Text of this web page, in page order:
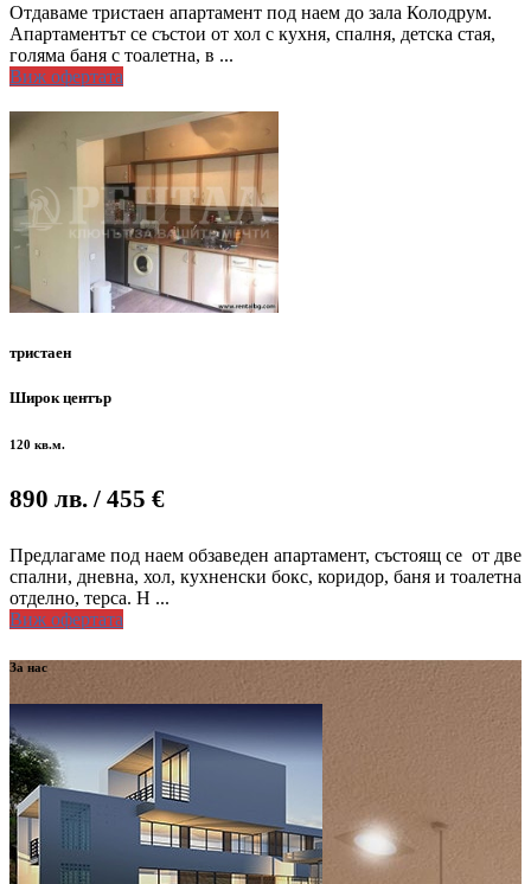
Отдаваме тристаен апартамент под наем до зала Колодрум.
Апартаментът се състои от хол с кухня, спалня, детска стая,
голяма баня с тоалетна, в ...
Виж офертата
тристаен
Широк център
120 кв.м.
890 лв. / 455 €
Предлагаме под наем обзаведен апартамент, състоящ се от две
спални, дневна, хол, кухненски бокс, коридор, баня и тоалетна
отделно, терса. Н ...
Виж офертата
За нас